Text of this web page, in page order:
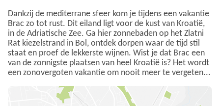
Dankzij de mediterrane sfeer kom je tijdens een vakantie
Brac zo tot rust. Dit eiland ligt voor de kust van Kroatië,
in de Adriatische Zee. Ga hier zonnebaden op het Zlatni
Rat kiezelstrand in Bol, ontdek dorpen waar de tijd stil
staat en proef de lekkerste wijnen. Wist je dat Brac een
van de zonnigste plaatsen van heel Kroatië is? Het wordt
een zonovergoten vakantie om nooit meer te vergeten...